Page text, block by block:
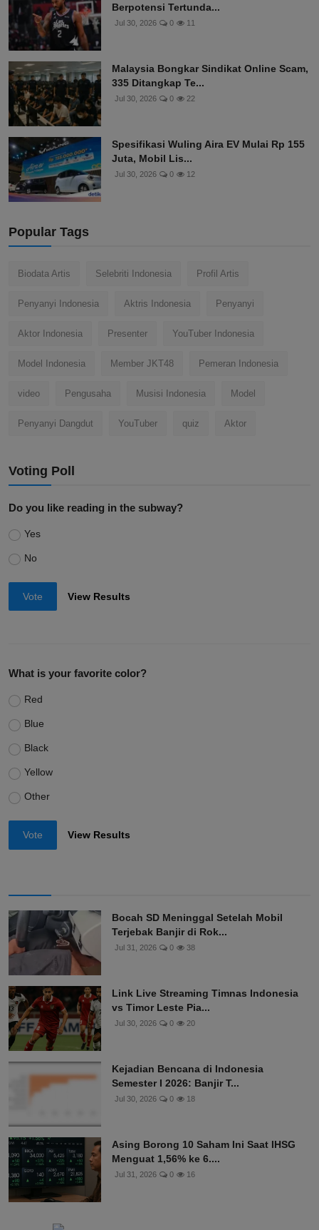
Berpotensi Tertunda...
Jul 30, 2026 0 11
Malaysia Bongkar Sindikat Online Scam,
335 Ditangkap Te...
Jul 30, 2026 0 22
Spesifikasi Wuling Aira EV Mulai Rp 155
Juta, Mobil Lis...
Jul 30, 2026 0 12
Popular Tags
Biodata Artis Selebriti Indonesia Profil Artis
Penyanyi Indonesia Aktris Indonesia Penyanyi
Aktor Indonesia Presenter YouTuber Indonesia
Model Indonesia Member JKT48 Pemeran Indonesia
video Pengusaha Musisi Indonesia Model
Penyanyi Dangdut YouTuber quiz Aktor
Voting Poll
Do you like reading in the subway?
Yes
No
Vote View Results
What is your favorite color?
Red
Blue
Black
Yellow
Other
Vote View Results
Bocah SD Meninggal Setelah Mobil
Terjebak Banjir di Rok...
Jul 31, 2026 0 38
Link Live Streaming Timnas Indonesia
vs Timor Leste Pia...
Jul 30, 2026 0 20
Kejadian Bencana di Indonesia
Semester I 2026: Banjir T...
Jul 30, 2026 0 18
Asing Borong 10 Saham Ini Saat IHSG
Menguat 1,56% ke 6....
Jul 31, 2026 0 16